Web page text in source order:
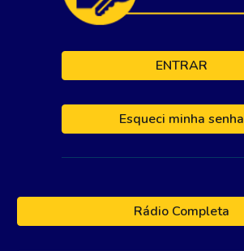
ENTRAR
Esqueci minha senha
Rádio Completa